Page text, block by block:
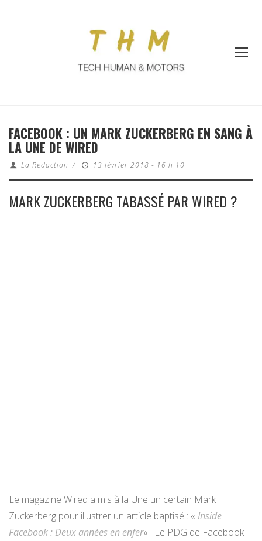
FACEBOOK : UN MARK ZUCKERBERG EN SANG À
LA UNE DE WIRED
La Redaction / 13 février 2018 - 16 h 10
MARK ZUCKERBERG TABASSÉ PAR WIRED ?
Le magazine Wired a mis à la Une un certain Mark
Zuckerberg pour illustrer un article baptisé : « Inside
Facebook : Deux années en enfer« . Le PDG de Facebook